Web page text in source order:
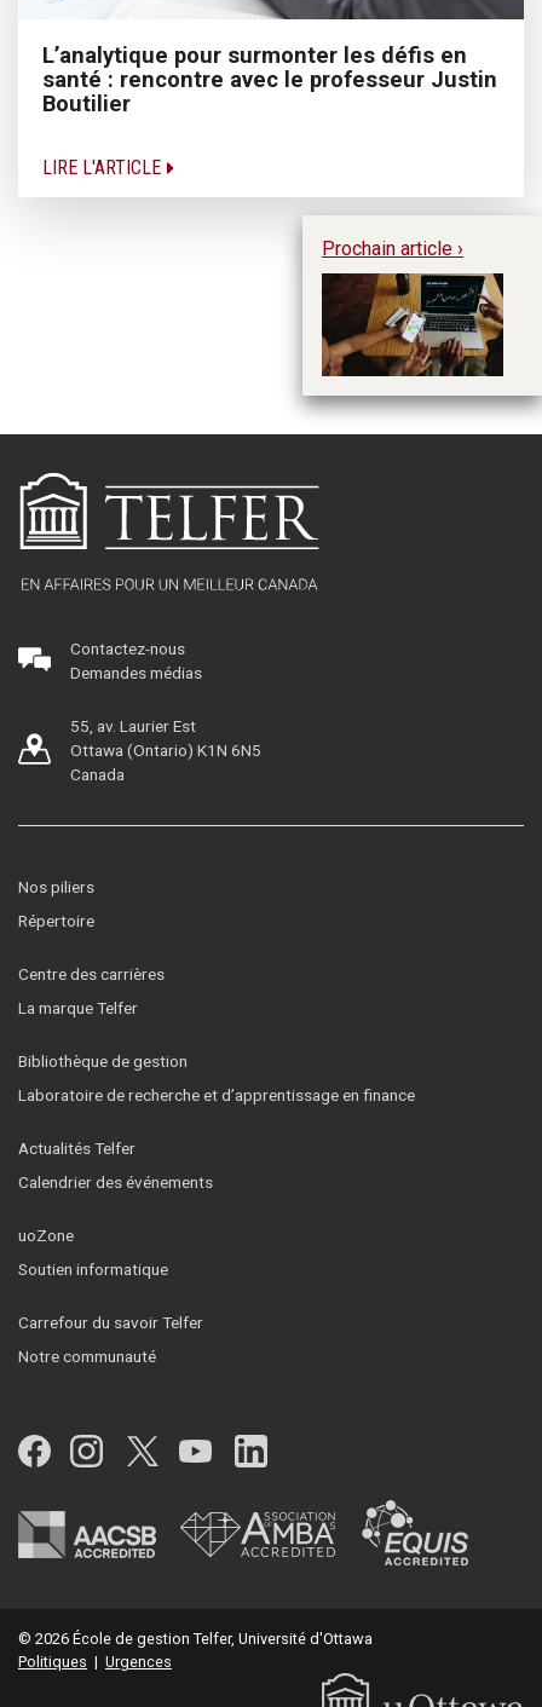
L’analytique pour surmonter les défis en
santé : rencontre avec le professeur Justin
Boutilier
LIRE L'ARTICLE
Prochain article ›
Contactez-nous
Demandes médias
55, av. Laurier Est
Ottawa (Ontario) K1N 6N5
Canada
Nos piliers
Répertoire
Centre des carrières
La marque Telfer
Bibliothèque de gestion
Laboratoire de recherche et d’apprentissage en finance
Actualités Telfer
Calendrier des événements
uoZone
Soutien informatique
Carrefour du savoir Telfer
Notre communauté
Facebook
Instagram
Twitter
YouTubeLinkedIn
© 2026 École de gestion Telfer, Université d'Ottawa
Politiques | Urgences